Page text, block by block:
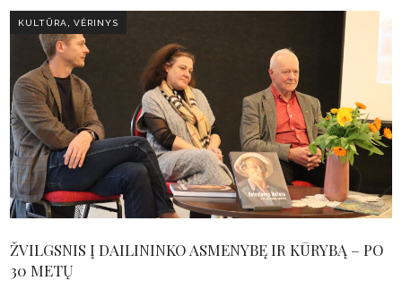
KULTŪRA,VĖRINYS
ŽVILGSNIS Į DAILININKO ASMENYBĘ IR KŪRYBĄ – PO
30 METŲ